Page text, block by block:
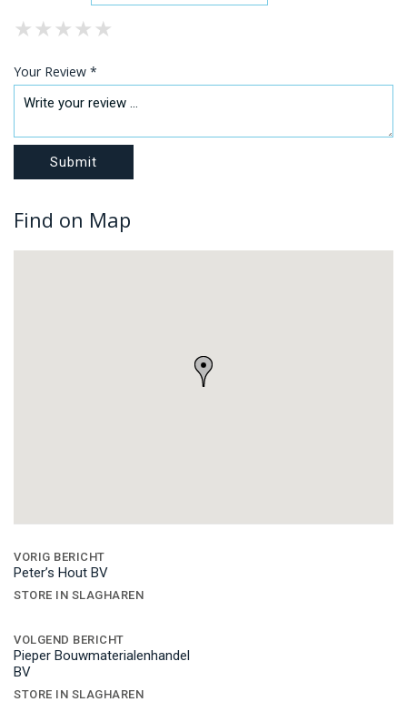
★
★★
★★★
★★★★
★★★★★
Your Review *
Find on Map
navigatie
VORIG BERICHT
Peter’s Hout BV
STORE IN SLAGHAREN
VOLGEND BERICHT
Pieper Bouwmaterialenhandel
BV
STORE IN SLAGHAREN